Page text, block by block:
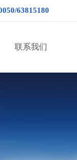
63815180
联系我们